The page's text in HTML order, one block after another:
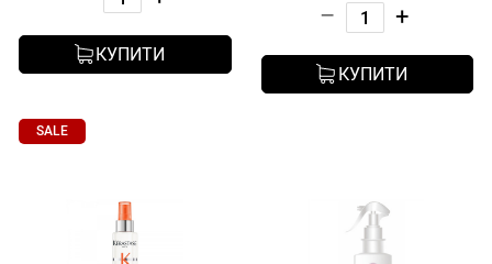
КУПИТИ
– +
КУПИТИ
SALE